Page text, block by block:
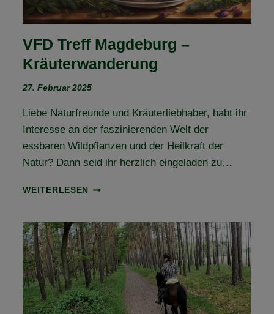
VFD Treff Magdeburg –
Kräuterwanderung
27. Februar 2025
Liebe Naturfreunde und Kräuterliebhaber, habt ihr
Interesse an der faszinierenden Welt der
essbaren Wildpflanzen und der Heilkraft der
Natur? Dann seid ihr herzlich eingeladen zu…
WEITERLESEN
VFD
–
KRÄUTERWANDERUNG